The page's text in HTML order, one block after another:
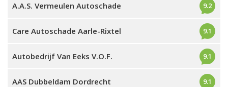
A.A.S. Vermeulen Autoschade 9.2
Care Autoschade Aarle-Rixtel 9.1
Autobedrijf Van Eeks V.O.F. 9.1
AAS Dubbeldam Dordrecht 9.1